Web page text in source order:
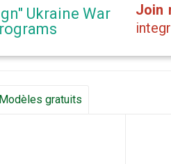
Ukraine War
Join
Modèles gratuits